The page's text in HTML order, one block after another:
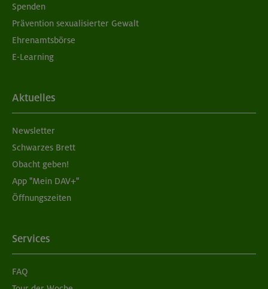
Spenden
Prävention sexualisierter Gewalt
Ehrenamtsbörse
E-Learning
Aktuelles
Newsletter
Schwarzes Brett
Obacht geben!
App "Mein DAV+"
Öffnungszeiten
Services
FAQ